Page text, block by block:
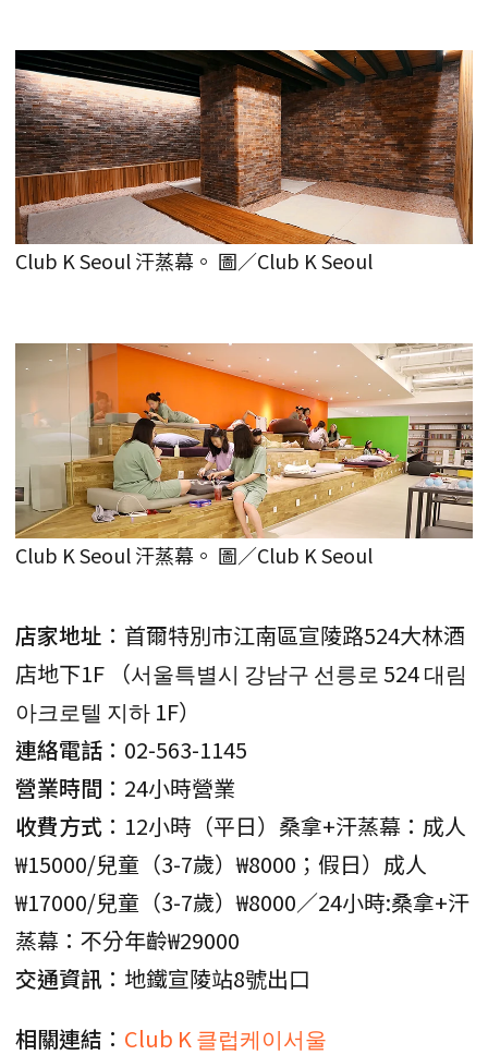
Club K Seoul 汗蒸幕。 圖／Club K Seoul
Club K Seoul 汗蒸幕。 圖／Club K Seoul
店家地址 ：首爾特別市江南區宣陵路524大林酒
店地下1F （서울특별시 강남구 선릉로 524 대림
아크로텔 지하 1F）
連絡電話 ：02-563-1145
營業時間 ：24小時營業
收費方式 ：12小時（平日）桑拿+汗蒸幕：成人
₩15000/兒童（3-7歲）₩8000；假日）成人
₩17000/兒童（3-7歲）₩8000／24小時:桑拿+汗
蒸幕：不分年齡₩29000
交通資訊 ：地鐵宣陵站8號出口
相關連結 ： Club K 클럽케이서울